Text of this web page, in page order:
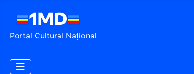
Portal Cultural Național